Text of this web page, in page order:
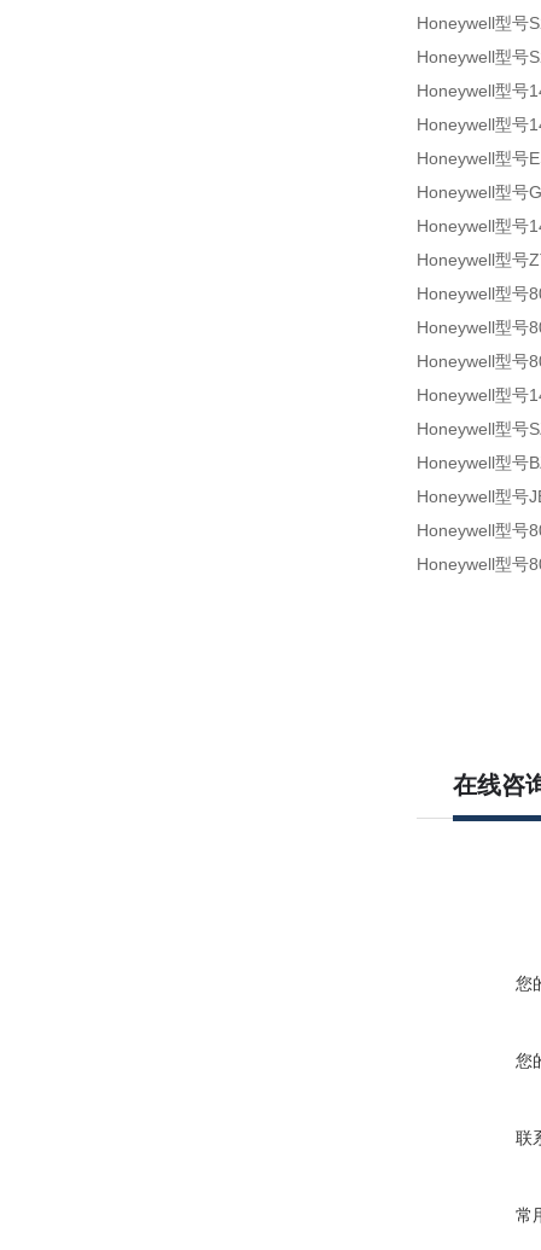
Honeywell型号
Honeywell型号
Honeywell型号
Honeywell型号
Honeywell型号
Honeywell型号
Honeywell型号
Honeywell型号
Honeywell型号
Honeywell型号
Honeywell型号
Honeywell型号
Honeywell型号
Honeywell型号
Honeywell型号
Honeywell型号
Honeywell型号
在线咨
您
您
联
常